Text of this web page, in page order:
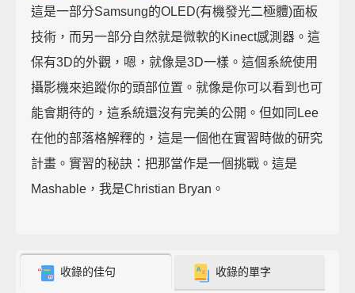
這是一部分Samsung的OLED(有機發光二極體)面板
技術，而另一部分自然就是微軟的Kinect感測器。這
保有3D的外觀，嗯，就像是3D一樣。這個系統使用
攝影機來追蹤你的頭部位置。就像是你可以看到也可
能會期待的，這系統還沒有完美的公開。但如同Lee
在他的部落格解釋的，這是一個他在實習時做的研究
計畫。實習的秘訣：把那當作是一個挑戰。這是
Mashable，我是Christian Bryan。
收錄的佳句 收錄的單字